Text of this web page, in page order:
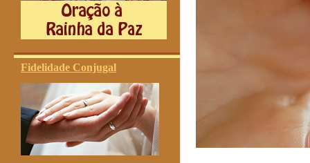
Fidelidade Conjugal